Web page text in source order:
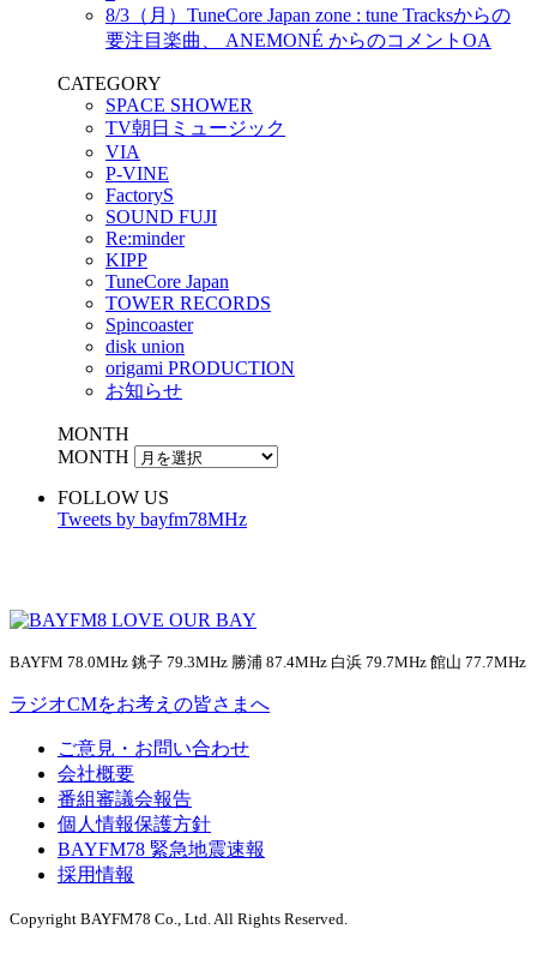
8/3（月）TuneCore Japan zone : tune Tracksからの
要注目楽曲、 ANEMONÉ からのコメントOA
CATEGORY
SPACE SHOWER
TV朝日ミュージック
VIA
P-VINE
FactoryS
SOUND FUJI
Re:minder
KIPP
TuneCore Japan
TOWER RECORDS
Spincoaster
disk union
origami PRODUCTION
お知らせ
MONTH
MONTH
FOLLOW US
Tweets by bayfm78MHz
BAYFM 78.0MHz 銚子 79.3MHz 勝浦 87.4MHz 白浜 79.7MHz 館山 77.7MHz
ラジオCMをお考えの皆さまへ
ご意見・お問い合わせ
会社概要
番組審議会報告
個人情報保護方針
BAYFM78 緊急地震速報
採用情報
Copyright BAYFM78 Co., Ltd. All Rights Reserved.